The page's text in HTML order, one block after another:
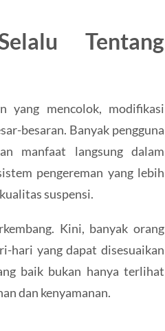
Tentang
yang mencolok, modifikasi
besaran. Banyak pengguna
manfaat langsung dalam
pengereman yang lebih
suspensi.
Kini, banyak orang
hari yang dapat disesuaikan
baik bukan hanya terlihat
dan kenyamanan.